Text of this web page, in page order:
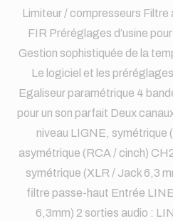
Limiteur / compresseurs
FIR Préréglages d’usine
Gestion sophistiquée de la
Le logiciel et les
Egaliseur paramétrique 4
pour un son parfait Deux
niveau LIGNE, symétrique
asymétrique (RCA / cinch)
symétrique (XLR / Jack 6,3
filtre passe-haut Entrée
6,3mm) 2 sorties audio :